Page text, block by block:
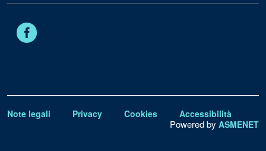
Note legali Privacy Cookies Accessibilità
Powered by ASMENET